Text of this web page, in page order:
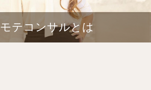
モテコンサルとは